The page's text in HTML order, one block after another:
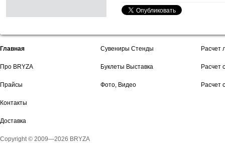
Главная
Про BRYZA
Прайсы
Контакты
Доставка
Сувениры Стенды
Буклеты Выставка
Фото, Видео
Расчет
Расчет
Расчет
Copyright © 2009—2026 BRYZA